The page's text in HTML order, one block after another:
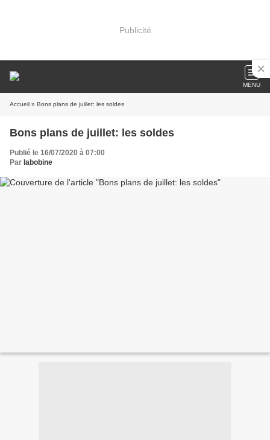
Publicité
MENU
Accueil » Bons plans de juillet: les soldes
Bons plans de juillet: les soldes
Publié le 16/07/2020 à 07:00
Par labobine